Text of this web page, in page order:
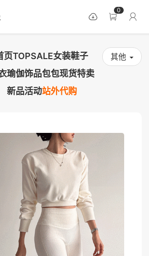
0
页TOPSALE女装鞋子
瑜伽饰品包包现货特卖
新品活动站外代购
其他